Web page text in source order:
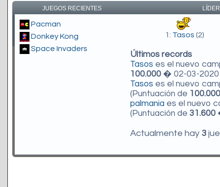
JUEGOS RECIENTES
Pacman
Donkey Kong
Space Invaders
1: Tasos (2)
Últimos records
Tasos es el nuevo
100.000 � 02-03-2020
Tasos es el nuevo
(Puntuación de 100.000
palmania es el nuevo
(Puntuación de 31.600
Actualmente hay 3